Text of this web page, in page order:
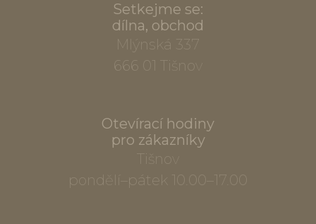
Setkejme se:
dílna, obchod
Mlýnská 337
666 01 Tišnov
Otevírací hodiny
pro zákazníky
Tišnov
pondělí–pátek 10.00–17.00